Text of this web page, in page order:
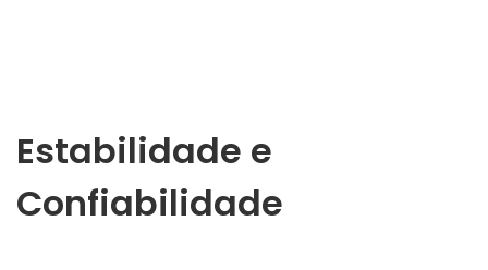
Estabilidade e
Confiabilidade